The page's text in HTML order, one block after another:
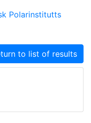
Polarinstitutts
to list of results